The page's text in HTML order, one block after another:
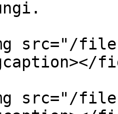
src="/files/
src="/